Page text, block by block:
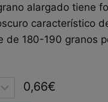
alargado tiene
característico
de 180-190 granos
0,66€